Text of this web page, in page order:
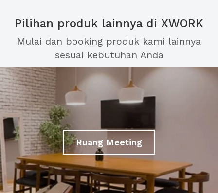
Pilihan produk lainnya di XWORK
Mulai dan booking produk kami lainnya
sesuai kebutuhan Anda
Ruang Meeting